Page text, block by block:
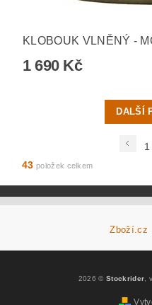
KLOBOUK VLNĚNÝ -
1 690 Kč
DALŠÍ
1
43 položek celkem
Zboží.cz
2026 ©Stockrider,